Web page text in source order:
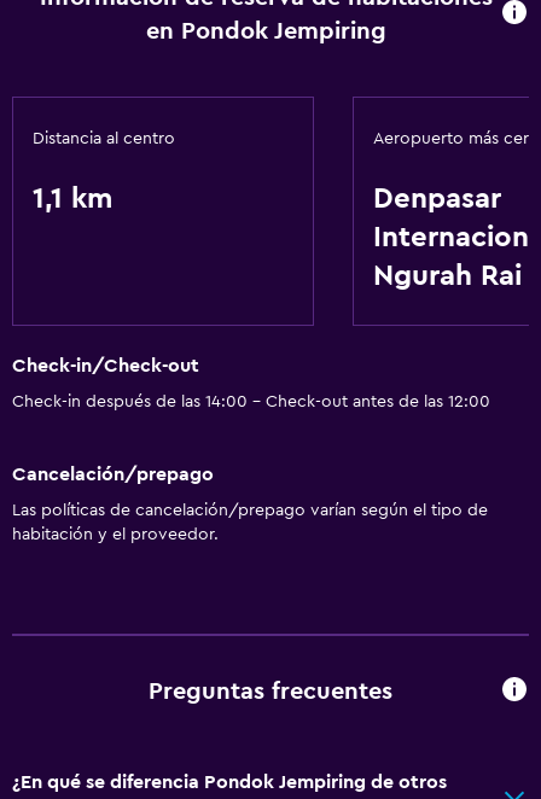
en Pondok Jempiring
Distancia al centro
1,1 km
Aeropuerto más
Denpasar
Ngurah Rai
Check-in/Check-out
Check-in después de las 14:00 - Check-out antes de las 12:00
Cancelación/prepago
Las políticas de cancelación/prepago varían según el tipo de
habitación y el proveedor.
Preguntas frecuentes
¿En qué se diferencia Pondok Jempiring de otros